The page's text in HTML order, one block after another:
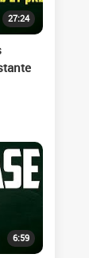
27:24
6:59